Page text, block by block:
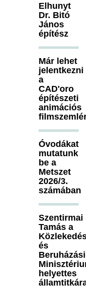
Elhunyt
Dr. Bitó
János
építész
Már lehet
jelentkezni
a
CAD'oro
építészeti
animációs
Óvodákat
mutatunk
be a
Metszet
2026/3.
számában
Szentirmai
Tamás a
és
Beruházási
helyettes